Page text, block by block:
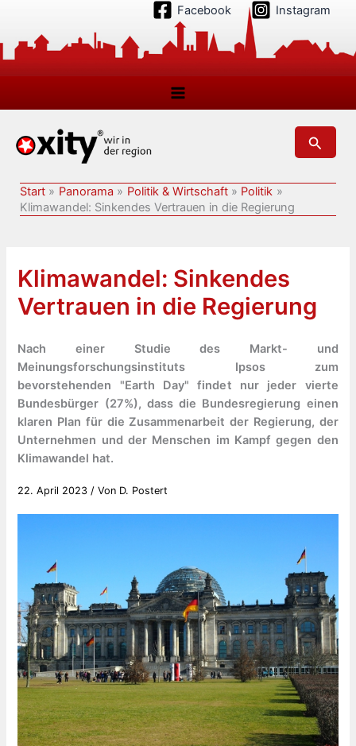
springen
Facebook Instagram
Suchen
Start Panorama Politik & Wirtschaft
Politik
Klimawandel: Sinkendes Vertrauen in die Regierung
Klimawandel: Sinkendes
Vertrauen in die Regierung
Nach einer Studie des Markt- und
Meinungsforschungsinstituts Ipsos zum
bevorstehenden "Earth Day" findet nur jeder vierte
Bundesbürger (27%), dass die Bundesregierung einen
klaren Plan für die Zusammenarbeit der Regierung, der
Unternehmen und der Menschen im Kampf gegen den
Klimawandel hat.
22. April 2023 / Von D. Postert